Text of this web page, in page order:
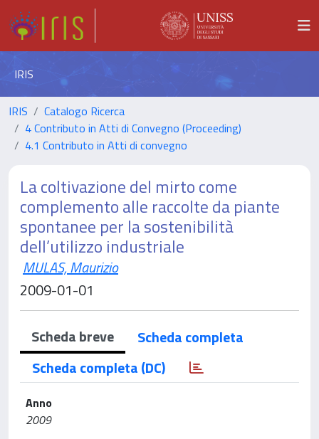
IRIS
IRIS
Catalogo Ricerca
4 Contributo in Atti di Convegno (Proceeding)
4.1 Contributo in Atti di convegno
La coltivazione del mirto come
complemento alle raccolte da piante
spontanee per la sostenibilità
dell’utilizzo industriale
MULAS, Maurizio
2009-01-01
Scheda breve
Scheda completa
Scheda completa (DC)
Anno
2009